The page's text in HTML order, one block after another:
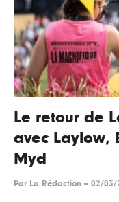
Le retour de
avec Laylow,
Myd
Par La Rédaction -- 02/03/